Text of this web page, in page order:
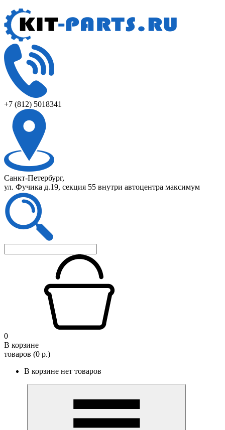
+7 (812) 5018341
Санкт-Петербург,
ул. Фучика д.19, секция 55 внутри автоцентра максимум
0
В корзине
товаров (0 р.)
В корзине нет товаров